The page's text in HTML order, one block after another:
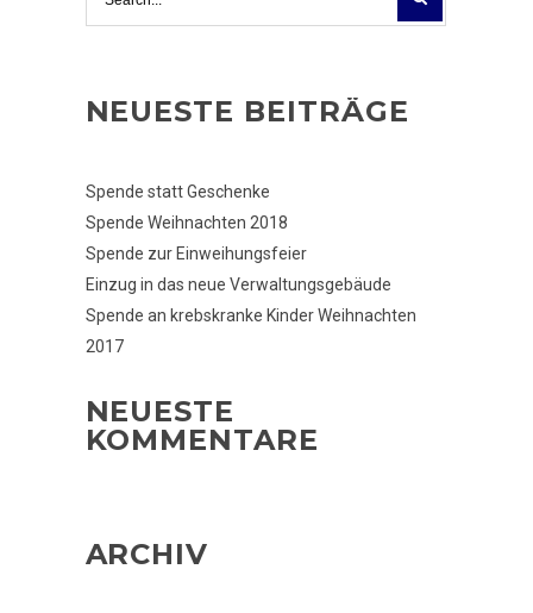
NEUESTE BEITRÄGE
Spende statt Geschenke
Spende Weihnachten 2018
Spende zur Einweihungsfeier
Einzug in das neue Verwaltungsgebäude
Spende an krebskranke Kinder Weihnachten
2017
NEUESTE
KOMMENTARE
ARCHIV